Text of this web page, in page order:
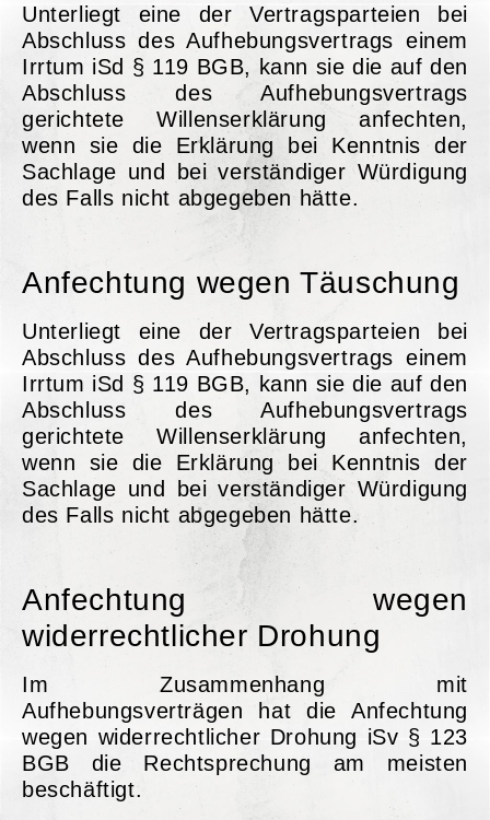
Unterliegt eine der Vertragsparteien bei
Abschluss des Aufhebungsvertrags einem
Irrtum iSd § 119 BGB, kann sie die auf den
Abschluss des Aufhebungsvertrags
gerichtete Willenserklärung anfechten,
wenn sie die Erklärung bei Kenntnis der
Sachlage und bei verständiger Würdigung
des Falls nicht abgegeben hätte.
Anfechtung wegen Täuschung
Unterliegt eine der Vertragsparteien bei
Abschluss des Aufhebungsvertrags einem
Irrtum iSd § 119 BGB, kann sie die auf den
Abschluss des Aufhebungsvertrags
gerichtete Willenserklärung anfechten,
wenn sie die Erklärung bei Kenntnis der
Sachlage und bei verständiger Würdigung
des Falls nicht abgegeben hätte.
Anfechtung wegen
widerrechtlicher Drohung
Im Zusammenhang mit
Aufhebungsverträgen hat die Anfechtung
wegen widerrechtlicher Drohung iSv § 123
BGB die Rechtsprechung am meisten
beschäftigt.